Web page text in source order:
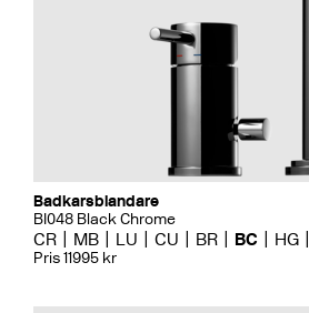
Badkarsblandare
BI048 Black Chrome
CR MB LU CU BR BC HG
Pris 11995 kr